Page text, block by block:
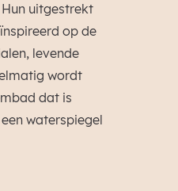
uitgestrekt
op de
levende
wordt
dat is
waterspiegel